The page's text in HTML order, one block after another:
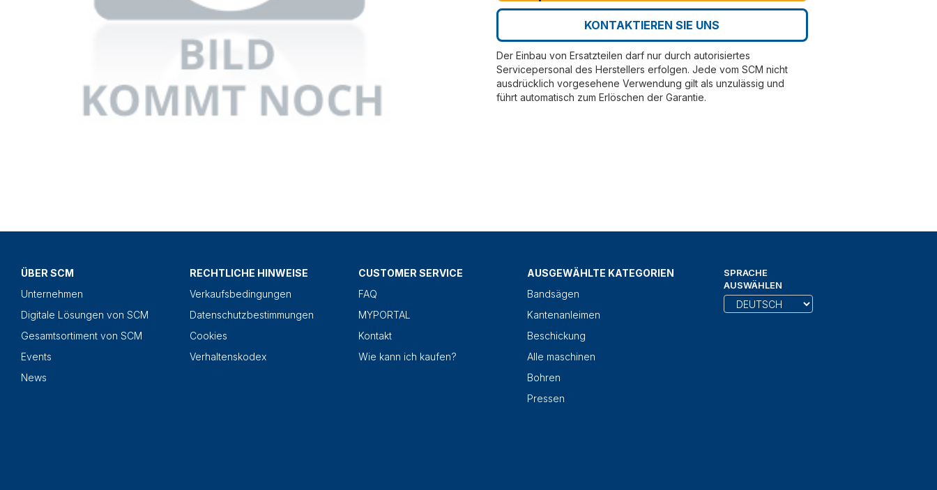
KONTAKTIEREN SIE UNS
Der Einbau von Ersatzteilen darf nur durch autorisiertes
Servicepersonal des Herstellers erfolgen. Jede vom SCM nicht
ausdrücklich vorgesehene Verwendung gilt als unzulässig und
führt automatisch zum Erlöschen der Garantie.
ÜBER SCM
Unternehmen
Digitale Lösungen von SCM
Gesamtsortiment von SCM
Events
News
RECHTLICHE HINWEISE
Verkaufsbedingungen
Datenschutzbestimmungen
Cookies
Verhaltenskodex
CUSTOMER SERVICE
FAQ
MYPORTAL
Kontakt
Wie kann ich kaufen?
AUSGEWÄHLTE KATEGORIEN
Bandsägen
Kantenanleimen
Beschickung
Alle maschinen
Bohren
Pressen
SPRACHE
AUSWÄHLEN